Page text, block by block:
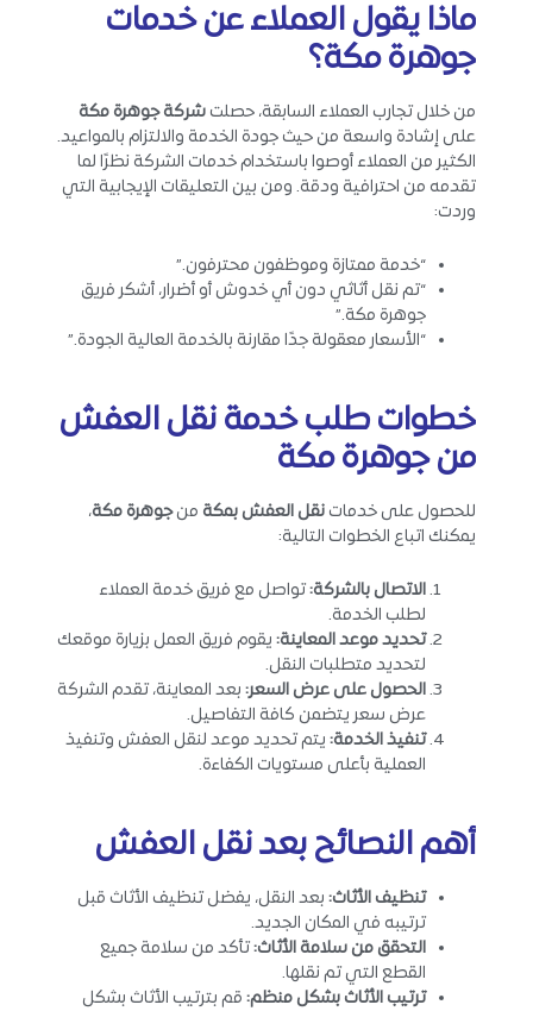
ماذا يقول العملاء عن خدمات
جوهرة مكة؟
من خلال تجارب العملاء السابقة، حصلت شركة جوهرة مكة
على إشادة واسعة من حيث جودة الخدمة والالتزام بالمواعيد.
الكثير من العملاء أوصوا باستخدام خدمات الشركة نظرًا لما
تقدمه من احترافية ودقة. ومن بين التعليقات الإيجابية التي
وردت:
“خدمة ممتازة وموظفون محترفون.”
“تم نقل أثاثي دون أي خدوش أو أضرار، أشكر فريق
جوهرة مكة.”
“الأسعار معقولة جدًا مقارنة بالخدمة العالية الجودة.”
خطوات طلبخدمة نقل العفش
من جوهرة مكة
للحصول على خدمات نقل العفش بمكة منجوهرة مكة،
يمكنك اتباع الخطوات التالية:
الاتصال بالشركة:تواصل مع فريق خدمة العملاء
لطلب الخدمة.
تحديد موعد المعاينة: يقوم فريق العمل بزيارة موقعك
لتحديد متطلبات النقل.
الحصول على عرض السعر: بعد المعاينة، تقدم الشركة
عرض سعر يتضمن كافة التفاصيل.
تنفيذ الخدمة: يتم تحديد موعد لنقل العفش وتنفيذ
العملية بأعلى مستويات الكفاءة.
أهم النصائح بعد نقل العفش
تنظيف الأثاث: بعد النقل، يفضل تنظيف الأثاث قبل
ترتيبه في المكان الجديد.
التحقق من سلامة الأثاث:تأكد من سلامة جميع
القطع التي تم نقلها.
ترتيب الأثاث بشكل منظم: قم بترتيب الأثاث بشكل